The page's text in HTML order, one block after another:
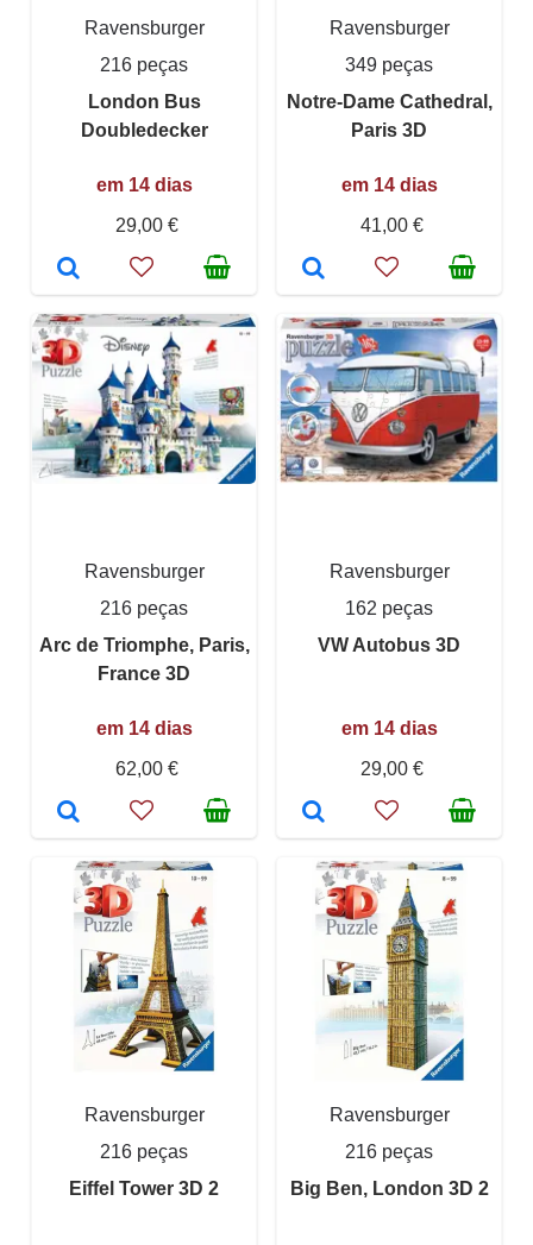
Ravensburger
216 peças
London Bus
Doubledecker
em 14 dias
29,00 €
Ravensburger
349 peças
Notre-Dame Cathedral,
Paris 3D
em 14 dias
41,00 €
Ravensburger
216 peças
Arc de Triomphe, Paris,
France 3D
em 14 dias
62,00 €
Ravensburger
162 peças
VW Autobus 3D
em 14 dias
29,00 €
Ravensburger
216 peças
Eiffel Tower 3D 2
Ravensburger
216 peças
Big Ben, London 3D 2